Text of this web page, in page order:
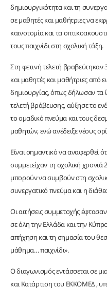
δημιουργικότητα και τη
σε μαθητές και μαθήτριες να
καινοτομία και τα
τους παιχνίδι στη σχολική τάξη.
Στη φετινή τελετή
και μαθητές και μαθήτριες από
δημιουργίας, όπως δήλωσαν τα
τελετή βράβευσης, αύξησε το
το ομαδικό πνεύμα και τους
μαθητών, ενώ ανέδειξε νέους
Είναι σημαντικό να αναφερθεί
συμμετείχαν τη σχολική χρονιά
μπορούν να συμβούν στη
συνεργατικό πνεύμα και η
Οι αιτήσεις συμμετοχής έφτασαν
σε όλη την Ελλάδα και την
απήχηση και τη σημασία του
μάθημα… παιχνίδι».
Ο διαγωνισμός εντάσσεται σε
και Κατάρτιση του ΕΚΚΟΜΕΔ ,